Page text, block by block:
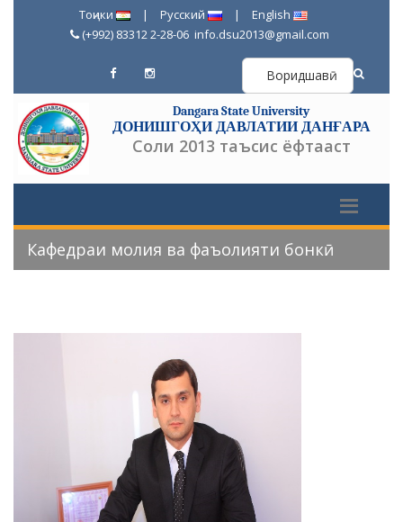
Тоҷики | Русский |
English
(+992) 83312 2-28-06 info.dsu2013@gmail.com
Воридшавӣ
Dangara State University
ДОНИШГОҲИ ДАВЛАТИИ ДАНҒАРА
Соли 2013 таъсис ёфтааст
Кафедраи молия ва фаъолияти бонкӣ